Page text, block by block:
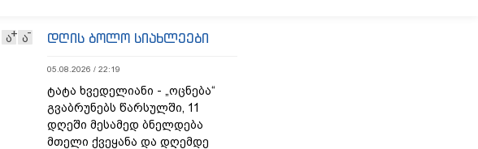
ა ა დღის ბოლო სიახლეები
05.08.2026 / 22:19
ტატა ხვედელიანი - „ოცნება“
გვაბრუნებს წარსულში, 11
დღეში მესამედ ბნელდება
მთელი ქვეყანა და დღემდე